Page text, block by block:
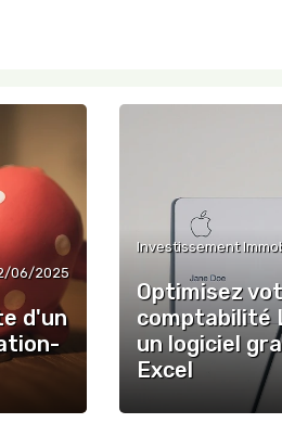
06/2025
d'un
Optimisez
comptabilité
un logiciel
Excel